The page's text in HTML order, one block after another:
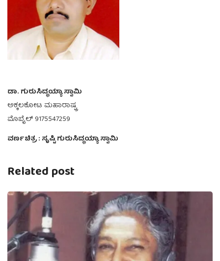
ಡಾ. ಗುರುಸಿದ್ಧಯ್ಯಾ ಸ್ವಾಮಿ
ಅಕ್ಕಲಕೋಟ ಮಹಾರಾಷ್ಟ್ರ
ಮೊಬೈಲ್ 9175547259
ವರ್ಣಚಿತ್ರ : ಸೃಷ್ಟಿ ಗುರುಸಿದ್ಧಯ್ಯಾ ಸ್ವಾಮಿ
Related post